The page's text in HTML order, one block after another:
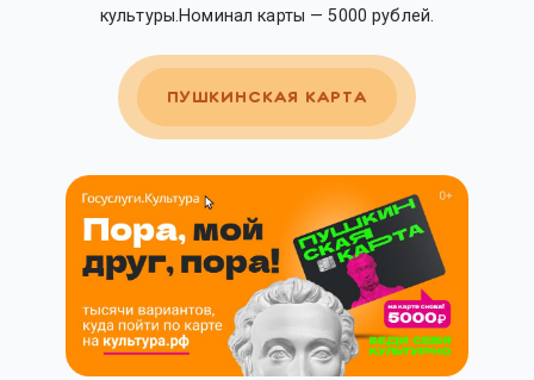
культуры.Номинал карты — 5000 рублей.
ПУШКИНСКАЯ КАРТА